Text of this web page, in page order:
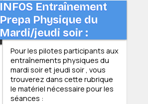
INFOS Entraînement
Prepa Physique du
Mardi/jeudi soir :
Pour les pilotes participants aux
entraînements physiques du
mardi soir et jeudi soir , vous
trouverez dans cette rubrique
le matériel nécessaire pour les
séances :